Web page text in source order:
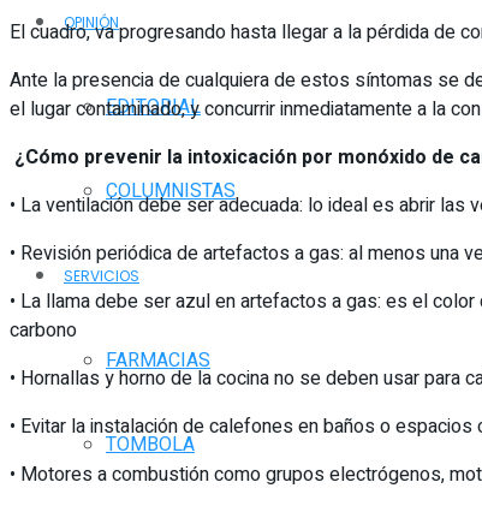
OPINIÓN
EDITORIAL
COLUMNISTAS
SERVICIOS
FARMACIAS
TOMBOLA
El cuadro, va progresando hasta llegar a la pérdida de
Ante la presencia de cualquiera de estos síntomas se
el lugar contaminado, y concurrir inmediatamente a la
¿Cómo prevenir la intoxicación por monóxido de
• La ventilación debe ser adecuada: lo ideal es abrir
• Revisión periódica de artefactos a gas: al menos una
• La llama debe ser azul en artefactos a gas: es el
carbono
• Hornallas y horno de la cocina no se deben usar para
• Evitar la instalación de calefones en baños o
• Motores a combustión como grupos electrógenos,